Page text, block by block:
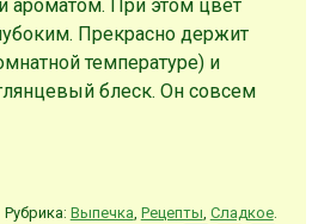
При этом цвет
Прекрасно держит
температуре) и
блеск. Он совсем
Рубрика: Выпечка, Рецепты, Сладкое.